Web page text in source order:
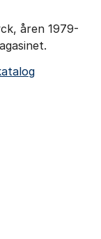
åren 1979-